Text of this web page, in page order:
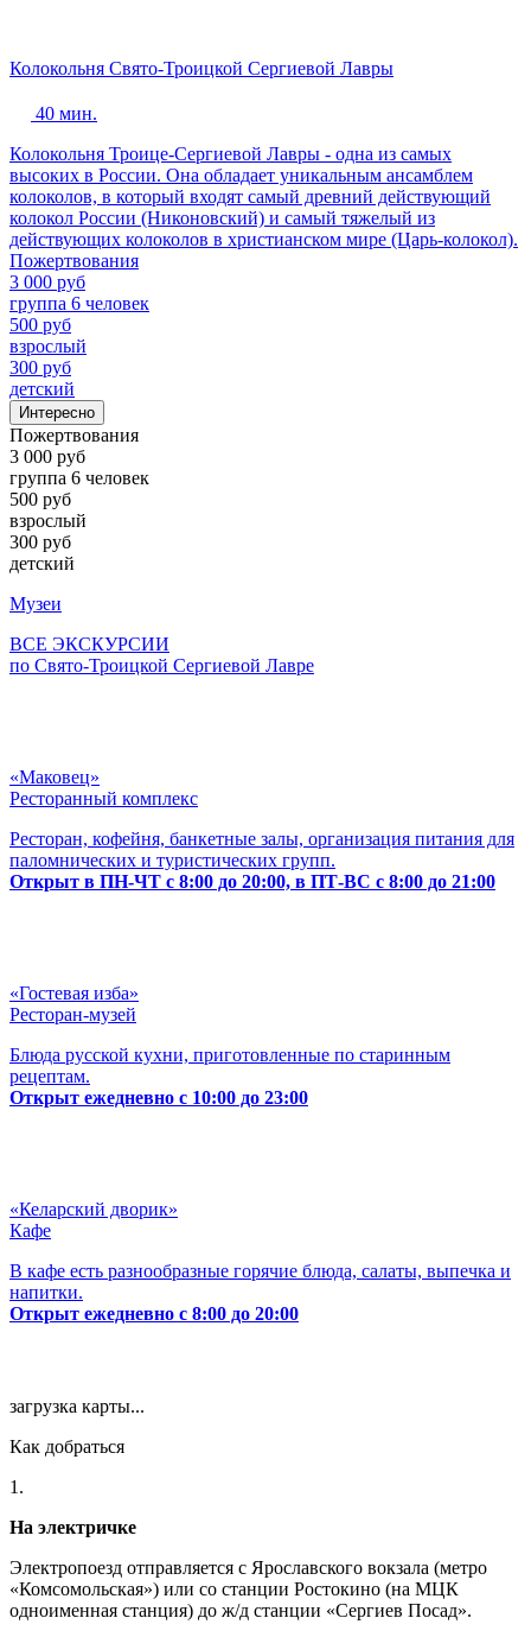
Колокольня Свято-Троицкой Сергиевой Лавры
40 мин.
Колокольня Троице-Сергиевой Лавры - одна из самых
высоких в России. Она обладает уникальным ансамблем
колоколов, в который входят самый древний действующий
колокол России (Никоновский) и самый тяжелый из
действующих колоколов в христианском мире (Царь-колокол).
Пожертвования
3 000 руб
группа 6 человек
500 руб
взрослый
300 руб
детский
Интересно
Пожертвования
3 000 руб
группа 6 человек
500 руб
взрослый
300 руб
детский
Музеи
ВСЕ ЭКСКУРСИИ
по Свято-Троицкой Сергиевой Лавре
«Маковец»
Ресторанный комплекс
Ресторан, кофейня, банкетные залы, организация питания для
паломнических и туристических групп.
Открыт в ПН-ЧТ с 8:00 до 20:00, в ПТ-ВС с 8:00 до 21:00
«Гостевая изба»
Ресторан-музей
Блюда русской кухни, приготовленные по старинным
рецептам.
Открыт ежедневно с 10:00 до 23:00
«Келарский дворик»
Кафе
В кафе есть разнообразные горячие блюда, салаты, выпечка и
напитки.
Открыт ежедневно с 8:00 до 20:00
загрузка карты...
Как добраться
1.
На электричке
Электропоезд отправляется с Ярославского вокзала (метро
«Комсомольская») или со станции Ростокино (на МЦК
одноименная станция) до ж/д станции «Сергиев Посад».